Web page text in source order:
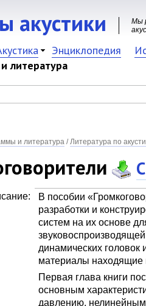
акустики
Мы
Энциклопедия
литература
и литература / Литература по
В пособии
разработки и
систем на их основе
динамических головок
материалы находящие
Первая глава книги
основным
давлению, нелинейным